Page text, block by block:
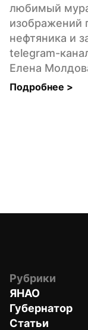
любимый
изображений
нефтяника и
telegram-
Елена
Подробнее >
Рубрики
ЯНАО
Губернатор
Статьи